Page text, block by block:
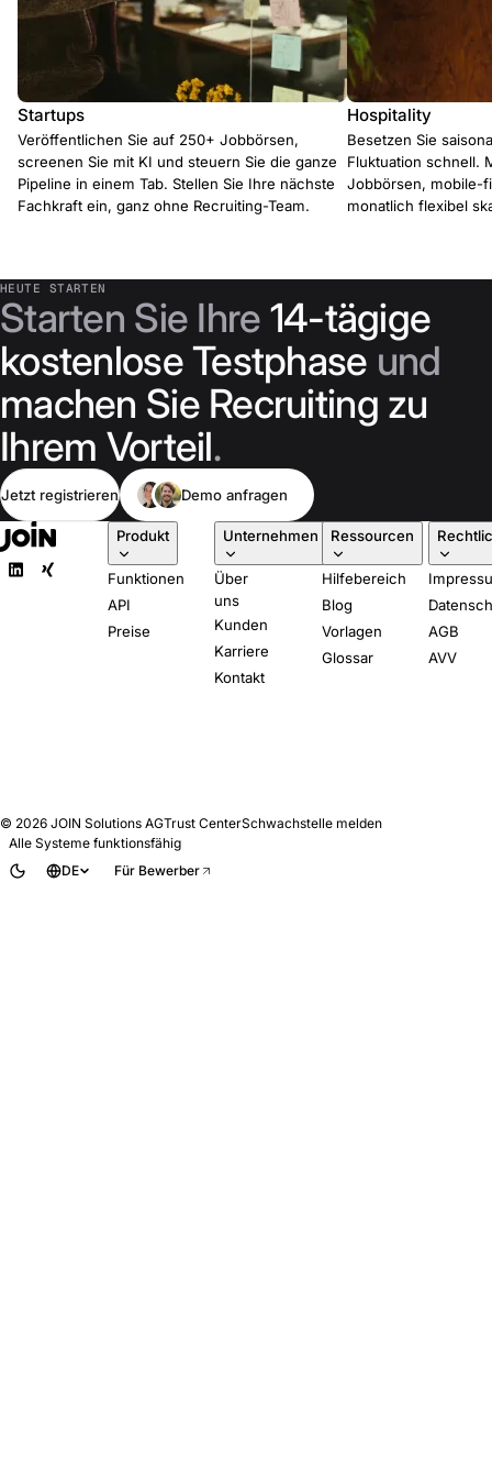
Startups
Veröffentlichen Sie auf 250+ Jobbörsen,
screenen Sie mit KI und steuern Sie die ganze
Pipeline in einem Tab. Stellen Sie Ihre nächste
Fachkraft ein, ganz ohne Recruiting-Team.
Hospitality
Besetzen Sie
Fluktuation schnell.
Jobbörsen, mobile-
monatlich flexibel
HEUTE STARTEN
Starten Sie Ihre 14-tägige
kostenlose Testphase und
machen Sie Recruiting zu
Ihrem Vorteil.
Jetzt registrieren Demo anfragen
Produkt
Funktionen
API
Preise
Unternehmen
Über
uns
Kunden
Karriere
Kontakt
Ressourcen
Hilfebereich
Blog
Vorlagen
Glossar
AGB
AVV
© 2026 JOIN Solutions AGTrust CenterSchwachstelle melden
Alle Systeme funktionsfähig
DE
Für Bewerber